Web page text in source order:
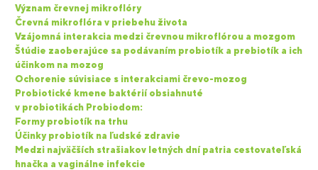
Význam črevnej mikroflóry
Črevná mikroflóra v priebehu života
Vzájomná interakcia medzi črevnou mikroflórou a mozgom
Štúdie zaoberajúce sa podávaním probiotík a prebiotík a ich
účinkom na mozog
Ochorenie súvisiace s interakciami črevo-mozog
Probiotické kmene baktérií obsiahnuté
v probiotikách Probiodom:
Formy probiotík na trhu
Účinky probiotík na ľudské zdravie
Medzi najväčších strašiakov letných dní patria cestovateľská
hnačka a vaginálne infekcie